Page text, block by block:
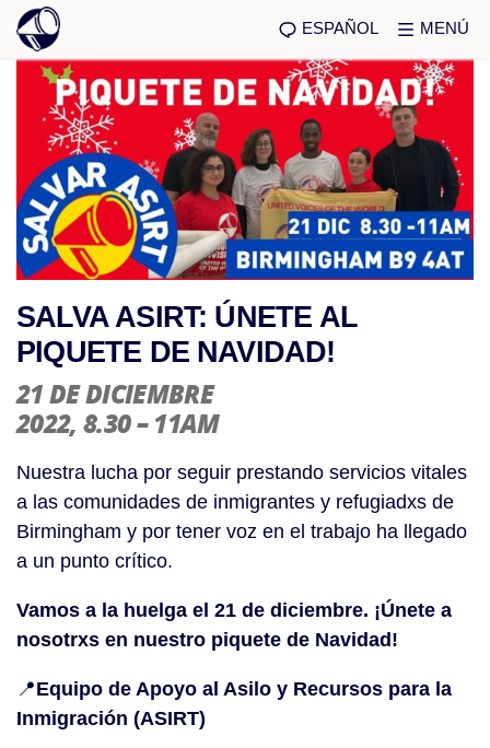
ESPAÑOL MENÚ
SALVA ASIRT: ÚNETE AL
PIQUETE DE NAVIDAD!
21 DE DICIEMBRE
2022, 8.30 – 11AM
Nuestra lucha por seguir prestando servicios vitales
a las comunidades de inmigrantes y refugiadxs de
Birmingham y por tener voz en el trabajo ha llegado
a un punto crítico.
Vamos a la huelga el 21 de diciembre. ¡Únete a
nosotrxs en nuestro piquete de Navidad!
📍Equipo de Apoyo al Asilo y Recursos para la
Inmigración (ASIRT)